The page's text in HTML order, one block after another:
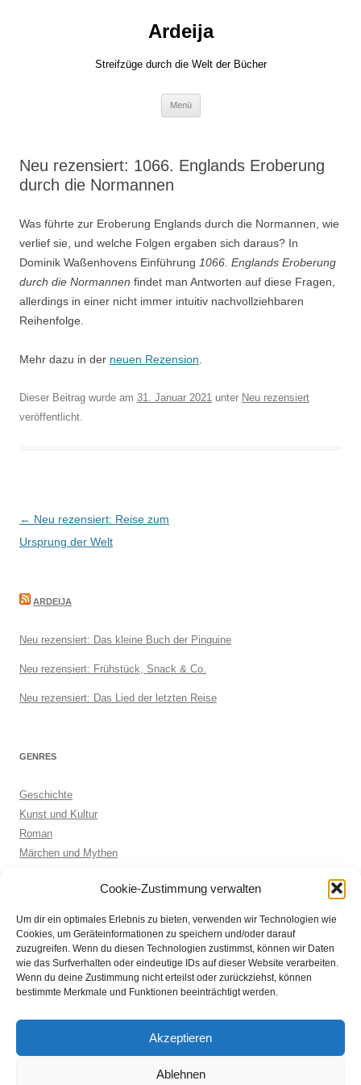
Cookie-Zustimmung verwalten
Um dir ein optimales Erlebnis zu bieten, verwenden wir Technologien wie
Cookies, um Geräteinformationen zu speichern und/oder darauf
zuzugreifen. Wenn du diesen Technologien zustimmst, können wir Daten
wie das Surfverhalten oder eindeutige IDs auf dieser Website verarbeiten.
Wenn du deine Zustimmung nicht erteilst oder zurückziehst, können
bestimmte Merkmale und Funktionen beeinträchtigt werden.
Akzeptieren
Ablehnen
Ardeija
Streifzüge durch die Welt der Bücher
Menü
Neu rezensiert: 1066. Englands Eroberung
durch die Normannen
Was führte zur Eroberung Englands durch die Normannen, wie
verlief sie, und welche Folgen ergaben sich daraus? In
Dominik Waßenhovens Einführung 1066. Englands Eroberung
durch die Normannen findet man Antworten auf diese Fragen,
allerdings in einer nicht immer intuitiv nachvollziehbaren
Reihenfolge.
Mehr dazu in der neuen Rezension
Dieser Beitrag wurde am 31. Januar 2021 unter Neu rezensiert
veröffentlicht.
Beitragsnavigation
← Neu rezensiert: Reise zum
Ursprung der Welt
ARDEIJA
Neu rezensiert: Das kleine Buch der Pinguine
Neu rezensiert: Frühstück, Snack & Co.
Neu rezensiert: Das Lied der letzten Reise
GENRES
Geschichte
Kunst und Kultur
Roman
Märchen und Mythen
Sachbuch allgemein
ARCHIVE
Archive